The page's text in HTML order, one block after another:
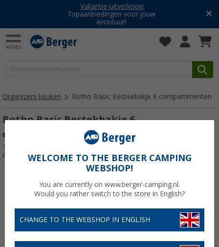
Vakantie-uitverkoop:
Topaanbiedingen voor jouw
avontuur!
Organizers keuken Rotho Basic Bestekbakje 6 compartimenten
Rotho Basic Bestekbakje 6
compartimenten
Artikelnr: 879159WELCOME TO THE BERGER CAMPING
WEBSHOP!
You are currently on www.berger-camping.nl.
Would you rather switch to the store in English?
CHANGE TO THE WEBSHOP IN ENGLISH